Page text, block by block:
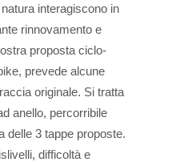
interagiscono in
rinnovamento e
proposta ciclo-
prevede alcune
originale. Si tratta
anello, percorribile
delle 3 tappe proposte.
difficoltà e